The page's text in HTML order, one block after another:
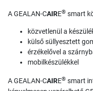
A GEALAN-CAIRE® smart
közvetlenül a
külső süllyesztett
érzékelővel a
mobilkészülékkel
A GEALAN-CAIRE® smart